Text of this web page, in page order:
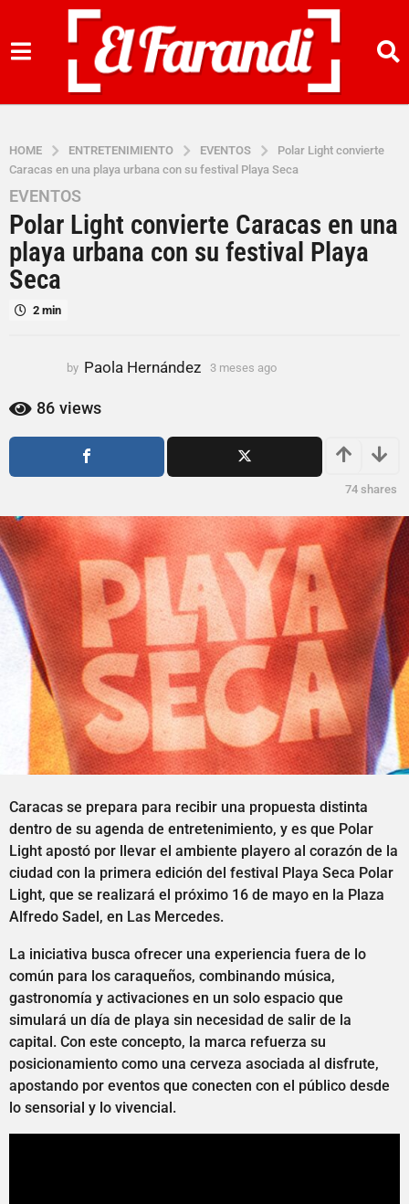
HOME ENTRETENIMIENTO EVENTOS
Polar Light convierte
Caracas en una playa urbana con su festival Playa Seca
3
m
s
e
s
m
e
e
a
g
o
EVENTOS
Polar Light convierte Caracas en una
playa urbana con su festival Playa
Seca
2 min
by Paola Hernández 3 meses ago
e
86 views
74 shares
Caracas se prepara para recibir una propuesta distinta
dentro de su agenda de entretenimiento, y es que Polar
Light apostó por llevar el ambiente playero al corazón de la
ciudad con la primera edición del festival Playa Seca Polar
Light, que se realizará el próximo 16 de mayo en la Plaza
Alfredo Sadel, en Las Mercedes.
La iniciativa busca ofrecer una experiencia fuera de lo
común para los caraqueños, combinando música,
gastronomía y activaciones en un solo espacio que
simulará un día de playa sin necesidad de salir de la
capital. Con este concepto, la marca refuerza su
posicionamiento como una cerveza asociada al disfrute,
apostando por eventos que conecten con el público desde
lo sensorial y lo vivencial.